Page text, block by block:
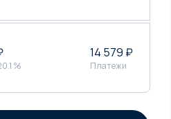
%
14 579 ₽
Платежи